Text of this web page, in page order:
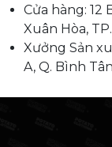
Cửa hàng: 12
Xuân Hòa,
Xưởng Sản
A, Q. Bình